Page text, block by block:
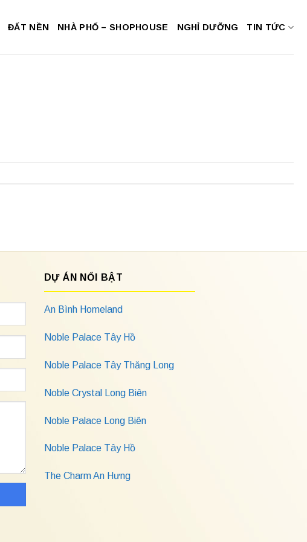
ĐẤT NỀN NHÀ PHỐ – SHOPHOUSE NGHỈ DƯỠNG TIN TỨC
DỰ ÁN NỔI BẬT
An Bình Homeland
Noble Palace Tây Hồ
Noble Palace Tây Thăng Long
Noble Crystal Long Biên
Noble Palace Long Biên
Noble Palace Tây Hồ
The Charm An Hưng